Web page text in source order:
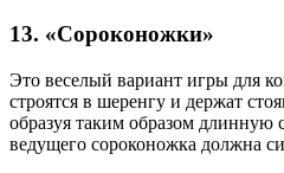
13. «Сороконожки»
Это веселый вариант игры для
строятся в шеренгу и держат
образуя таким образом длинную
ведущего сороконожка должна